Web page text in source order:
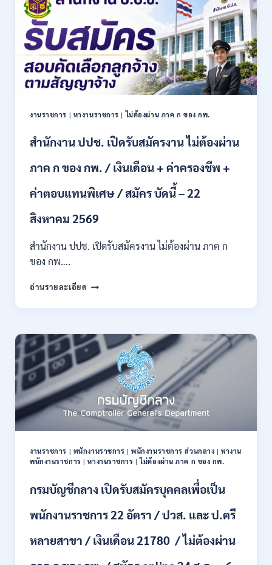
อนุรักษ์
พลังงาน
เปิด
รับ
สมัคร
เข้า
เป็น
พนักงาน
อัตรา
หลาย
/
หลาย
สาขา
ขึ้น
ไป
เงิน
24840
สมัคร
กรกฎาคม
–
10
สิงหาคม
2569
งานราชการ | หางานราชการ |ไม่ต้องผ่าน ภาค ก ของ กพ.
สำนักงาน ปปช. เปิดรับสมัครงาน ไม่ต้องผ่าน
ภาค ก ของ กพ. / เงินเดือน + ค่าครองชีพ +
ค่าตอบแทนพิเศษ / สมัคร บัดนี้ – 22
สิงหาคม 2569
สำนักงาน ปปช. เปิดรับสมัครงาน ไม่ต้องผ่าน ภาค ก
ของ กพ….
อ่านรายละเอียด สำนักงาน
เปิด
สมัคร
งาน
ไม่
ต้อง
ผ่าน
ภาค
ของ
กพ.
เงิน
เดือน
ค่า
ชีพ
ค่า
งานราชการ | พนักงานราชการ |พนักงานราชการ ส่วนกลาง |หางาน
พนักงานราชการ |หางานราชการ |ไม่ต้องผ่าน ภาค ก ของ กพ.
กรมบัญชีกลาง เปิดรับสมัครบุคคลเพื่อเป็น
พนักงานราชการ 22 อัตรา / ปวส. และ ป.ตรี
หลายสาขา / เงินเดือน 21780 / ไม่ต้องผ่าน